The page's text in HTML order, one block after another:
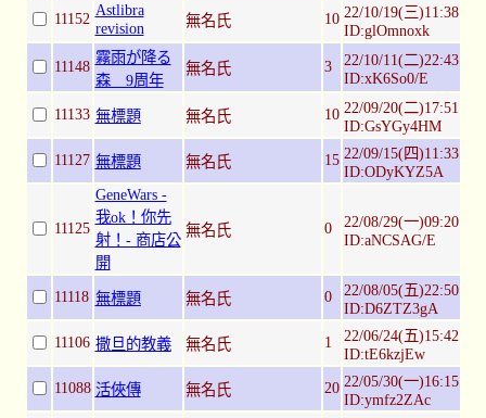
11152 Astlibra
revision
無名氏 10 22/10/19(三)11:38
ID:glOmnoxk
11148 霧雨が降る
森 9周年
無名氏 3
22/10/11(二)22:43
ID:xK6So0/E
11133 無標題 無名氏 10 22/09/20(二)17:51
ID:GsYGy4HM
11127 無標題 無名氏 15 22/09/15(四)11:33
ID:ODyKYZ5A
11125
GeneWars -
我ok！你先
射！- 商店公
開
無名氏 0
22/08/29(一)09:20
ID:aNCSAG/E
11118 無標題 無名氏 0
22/08/05(五)22:50
ID:D6ZTZ3gA
11106 撒旦的教義 無名氏 1
22/06/24(五)15:42
ID:tE6kzjEw
11088 活俠傳 無名氏 20 22/05/30(一)16:15
ID:ymfz2ZAc